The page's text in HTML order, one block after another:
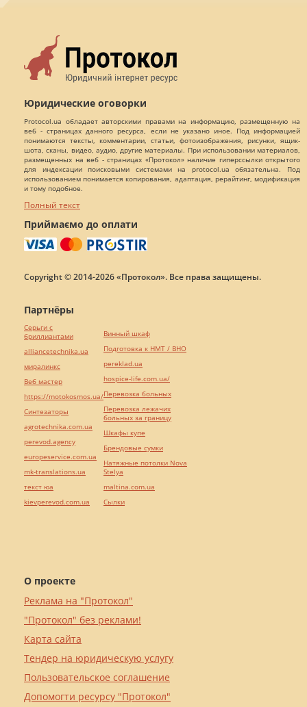
Юридические оговорки
Protocol.ua обладает авторскими правами на информацию, размещенную на
веб - страницах данного ресурса, если не указано иное. Под информацией
понимаются тексты, комментарии, статьи, фотоизображения, рисунки, ящик-
шота, сканы, видео, аудио, другие материалы. При использовании материалов,
размещенных на веб - страницах «Протокол» наличие гиперссылки открытого
для индексации поисковыми системами на protocol.ua обязательна. Под
использованием понимается копирования, адаптация, рерайтинг, модификация
и тому подобное.
Полный текст
Приймаємо до оплати
Copyright © 2014-2026 «Протокол». Все права защищены.
О проекте
Реклама на "Протокол"
"Протокол" без реклами!
Карта сайта
Тендер на юридическую услугу
Пользовательское соглашение
Допомогти ресурсу "Протокол"
Партнёры
Серьги с
бриллиантами
alliancetechnika.ua
миралинкс
Веб мастер
https://motokosmos.ua/
Синтезаторы
agrotechnika.com.ua
perevod.agency
europeservice.com.ua
mk-translations.ua
текст юа
kievperevod.com.ua
Винный шкаф
Подготовка к НМТ / ВНО
pereklad.ua
hospice-life.com.ua/
Перевозка больных
Перевозка лежачих
больных за границу
Шкафы купе
Брендовые сумки
Натяжные потолки Nova
Stelya
maltina.com.ua
Cылки